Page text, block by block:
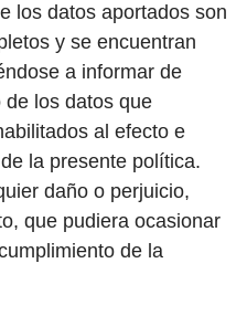
los datos aportados son
y se encuentran
a informar de
los datos que
al efecto e
la presente política.
daño o perjuicio,
que pudiera ocasionar
de la